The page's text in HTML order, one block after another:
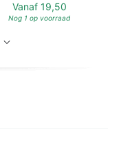
Vanaf 19,50
Nog 1 op voorraad